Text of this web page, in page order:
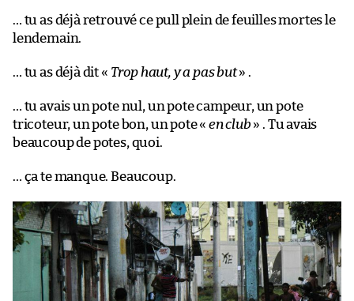
… tu as déjà retrouvé ce pull plein de feuilles mortes le
lendemain.
… tu as déjà dit « Trop haut, y a pas but» .
… tu avais un pote nul, un pote campeur, un pote
tricoteur, un pote bon, un pote « en club » . Tu avais
beaucoup de potes, quoi.
… ça te manque. Beaucoup.